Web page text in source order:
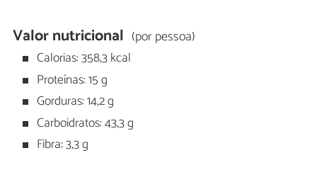
Valor nutricional (por pessoa)
Calorias: 358,3 kcal
Proteínas: 15 g
Gorduras: 14,2 g
Carboidratos: 43,3 g
Fibra: 3,3 g